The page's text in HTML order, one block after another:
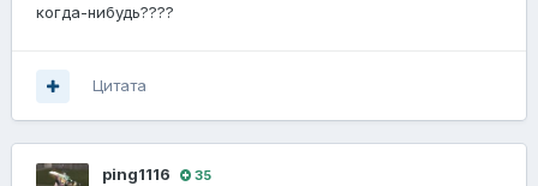
когда-нибудь????
Цитата
ping1116 35